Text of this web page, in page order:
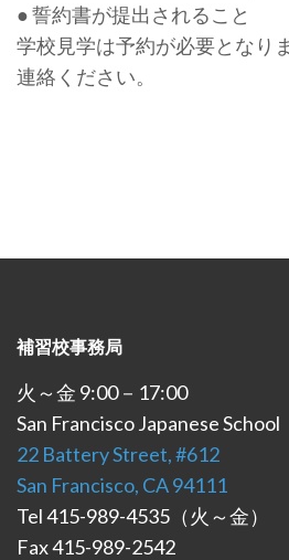
● 誓約書が提出されること
学校見学は予約が必要となり
連絡ください。
補習校事務局
火～金 9:00－17:00
San Francisco Japanese School
22 Battery Street, #612
San Francisco, CA 94111
Tel 415-989-4535（火～金）
Fax 415-989-2542